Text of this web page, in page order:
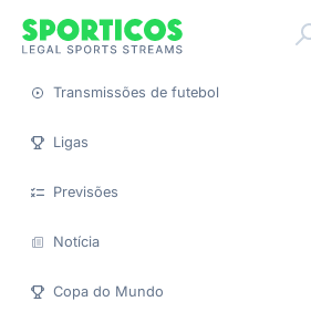
Transmissões de futebol
Ligas
Previsões
Notícia
Copa do Mundo